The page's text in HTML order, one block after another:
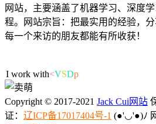
网站，主要涵盖了机器学习、深度
程。网站宗旨：把最实用的经验，
每一个来访的朋友都能有所收获！
I work withtb1M/
Copyright © 2017-2021 Jack Cui网站
证： 辽ICP备17017404号-1 (●'◡'●)ﾉ